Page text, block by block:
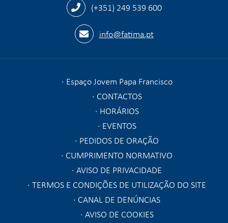
(+351) 249 539 600
info@fatima.pt
Espaço Jovem Papa Francisco
CONTACTOS
HORÁRIOS
EVENTOS
PEDIDOS DE ORAÇÃO
CUMPRIMENTO NORMATIVO
AVISO DE PRIVACIDADE
TERMOS E CONDIÇÕES DE UTILIZAÇÃO DO SITE
CANAL DE DENÚNCIAS
AVISO DE COOKIES